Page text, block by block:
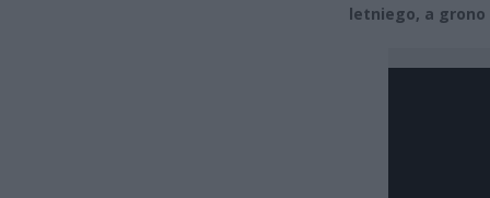
letniego, a grono